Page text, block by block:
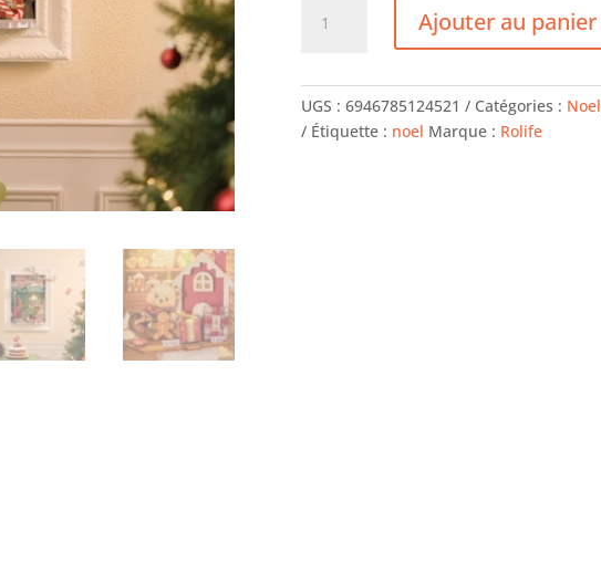
de
jouets
Ajouter au panier
UGS : 6946785124521 Catégories : Noel
Étiquette : noel Marque : Rolife